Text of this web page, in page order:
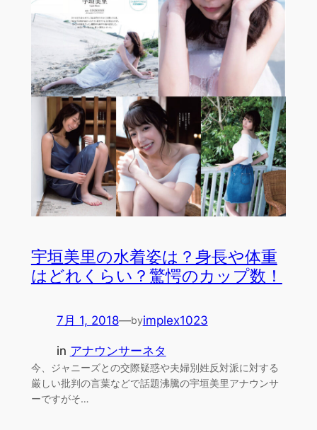
宇垣美里の水着姿は？身長や体重
はどれくらい？驚愕のカップ数！
7月 1, 2018—byimplex1023
in アナウンサーネタ
今、ジャニーズとの交際疑惑や夫婦別姓反対派に対する
厳しい批判の言葉などで話題沸騰の宇垣美里アナウンサ
ーですがそ…